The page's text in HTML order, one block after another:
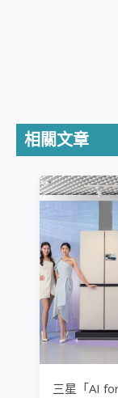
相關文章
三星「AI